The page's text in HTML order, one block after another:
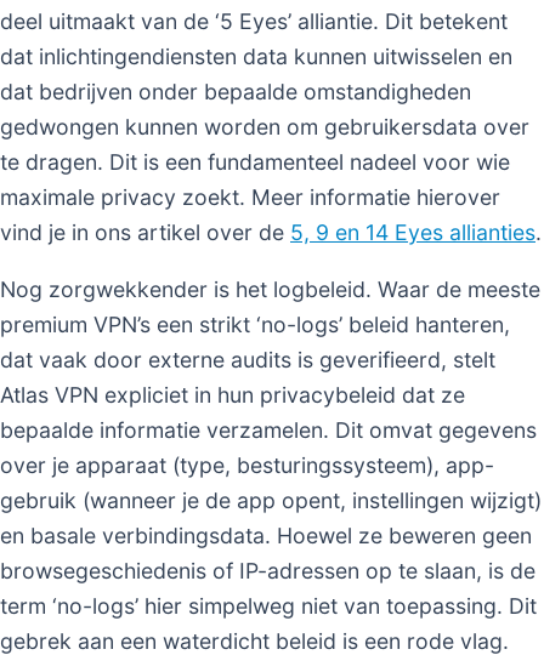
deel uitmaakt van de ‘5 Eyes’ alliantie. Dit betekent
dat inlichtingendiensten data kunnen uitwisselen en
dat bedrijven onder bepaalde omstandigheden
gedwongen kunnen worden om gebruikersdata over
te dragen. Dit is een fundamenteel nadeel voor wie
maximale privacy zoekt. Meer informatie hierover
vind je in ons artikel over de 5, 9 en 14 Eyes allianties.
Nog zorgwekkender is het logbeleid. Waar de meeste
premium VPN’s een strikt ‘no-logs’ beleid hanteren,
dat vaak door externe audits is geverifieerd, stelt
Atlas VPN expliciet in hun privacybeleid dat ze
bepaalde informatie verzamelen. Dit omvat gegevens
over je apparaat (type, besturingssysteem), app-
gebruik (wanneer je de app opent, instellingen wijzigt)
en basale verbindingsdata. Hoewel ze beweren geen
browsegeschiedenis of IP-adressen op te slaan, is de
term ‘no-logs’ hier simpelweg niet van toepassing. Dit
gebrek aan een waterdicht beleid is een rode vlag.